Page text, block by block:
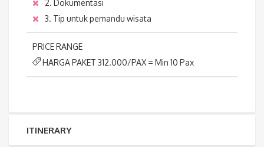
2. Dokumentasi
3. Tip untuk pemandu wisata
PRICE RANGE
HARGA PAKET 312.000/PAX = Min 10 Pax
ITINERARY